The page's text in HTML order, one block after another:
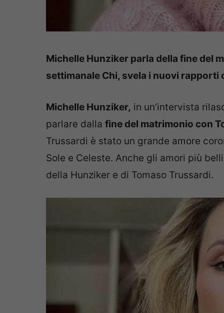
Michelle Hunziker parla della fine del
settimanale Chi, svela i nuovi rapporti
Michelle Hunziker, in un’intervista
parlare dalla fine del matrimonio con
Trussardi è stato un grande amore
Sole e Celeste. Anche gli amori più
della Hunziker e di Tomaso Trussardi.